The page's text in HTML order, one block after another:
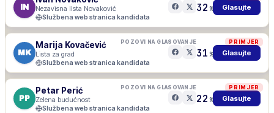
IN Nezavisna lista Novaković
Službena web stranica kandidata
32 % Glasujte
PRIMJER
MK
Marija Kovačević
Lista za grad
POZOVI NA GLASOVANJE
Službena web stranica kandidata
31 % Glasujte
PRIMJER
PP
Petar Perić
Zelena budućnost
POZOVI NA GLASOVANJE
Službena web stranica kandidata
22 % Glasujte